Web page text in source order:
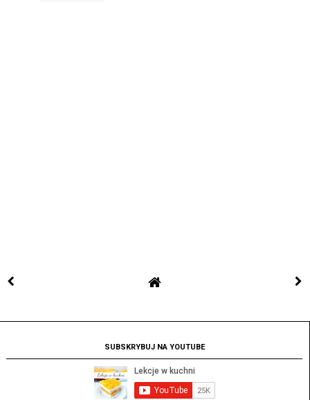
SUBSKRYBUJ NA YOUTUBE